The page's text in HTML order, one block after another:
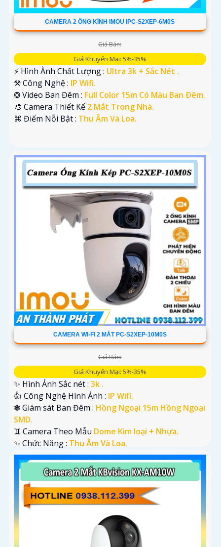
CAMERA 2 ỐNG KÍNH IMOU IPC-S2XEP-6M0S
Giá Bán:
Giá Khuyến Mại: 5%-35%
️⚡ Hình Ành Chất Lượng : Ultra 3k + Sắc Nét .
⚒ Công Nghệ : IP Wifi.
❂ Video Ban Đêm : Full Color 15m Có Màu Ban Ðêm.
🎨 Camera Thiết Kế 2 Mắt Trong Nhà.
️⌘ Điểm Nỗi Bật : Thu Âm Và Loa.
CAMERA WI-FI 2 MẮT PC-S2XEP-10M0S
Giá Bán:
Giá Khuyến Mại: 5%-35%
✨ Hình Ảnh Sắc nét : 3k .
👍 Công Nghệ Hình Ảnh : IP Wifi.
❃ Giám sát Ban Đêm : Hồng Ngoại 15m Hồng Ngoại
SMD.
♊ Camera Theo Mẫu Dome Kim loại + Nhựa.
️✨ Chức Năng : Thu Âm Và Loa.